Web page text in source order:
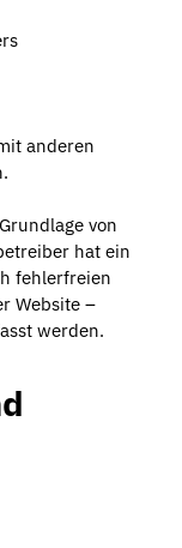
anderen
von
hat ein
fehlerfreien
Website –
werden.